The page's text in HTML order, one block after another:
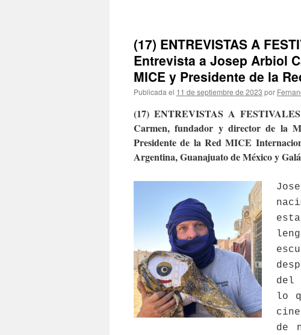
(17) ENTREVISTAS A
Entrevista a Josep Arbiol
MICE y Presidente de la
Publicada el 11 de septiembre de 2023 por
(17) ENTREVISTAS A
Carmen,fundador y director de la
Presidente de la Red MICE
Argentina, Guanajuato de México y
del
lo
de